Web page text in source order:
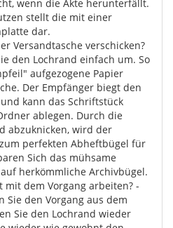
wenn die Akte herunterfällt.
stellt die mit einer
dar.
Versandtasche verschicken?
den Lochrand einfach um. So
aufgezogene Papier
Der Empfänger biegt den
kann das Schriftstück
ablegen. Durch die
abzuknicken, wird der
perfekten Abheftbügel für
Sich das mühsame
herkömmliche Archivbügel.
dem Vorgang arbeiten? -
Sie den Vorgang aus dem
Sie den Lochrand wieder